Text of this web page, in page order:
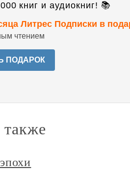
книг и аудиокниг! 📚
Литрес Подписки в
чтением
ПОДАРОК